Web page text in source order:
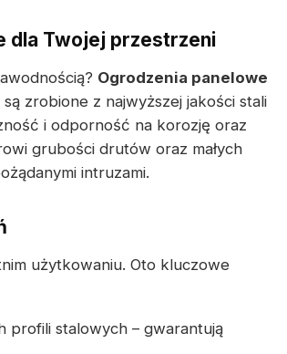
dla Twojej przestrzeni
Ogrodzenia panelowe
zrobione z najwyższej jakości stali
i odporność na korozję oraz
grubości drutów oraz małych
intruzami.
użytkowaniu. Oto kluczowe
profili stalowych – gwarantują